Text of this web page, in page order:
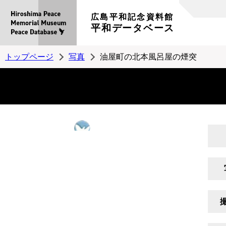
広島平和記念資料館
平和データベース
トップページ 写真 油屋町の北本風呂屋の煙突